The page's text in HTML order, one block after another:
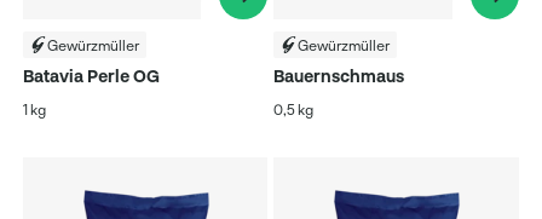
Gewürzmüller
Batavia Perle OG
1 kg
Gewürzmüller
Bauernschmaus
0,5 kg